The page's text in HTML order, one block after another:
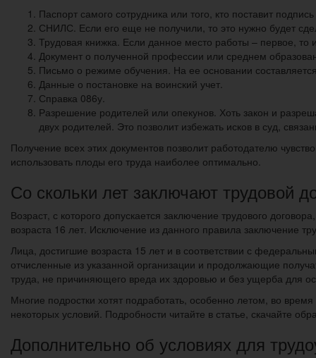
Паспорт самого сотрудника или того, кто поставит
СНИЛС. Если его еще не получили, то это нужно будет
Трудовая книжка. Если данное место работы – первое,
Документ о полученной профессии или среднем
Письмо о режиме обучения. На ее основании
Данные о постановке на воинский учет.
Справка 086у.
Разрешение родителей или опекунов. Хоть закон и
двух родителей. Это позволит избежать исков в суд,
Получение всех этих документов позволит работодателю
использовать плоды его труда наиболее оптимально.
Со скольки лет заключают трудовой
Возраст, с которого допускается заключение трудового
возраста 16 лет. Исключение из данного правила заключение
Лица, достигшие возраста 15 лет и в соответствии с
отчисленные из указанной организации и продолжающие
труда, не причиняющего вреда их здоровью и без ущерба для
Многие подростки хотят подработать, особенно летом, во
некоторых условий. Подробности читайте в статье, скачайте
Дополнительно об условиях для